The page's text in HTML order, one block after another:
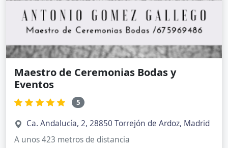
Maestro de Ceremonias Bodas y
Eventos
5
Ca. Andalucía, 2, 28850 Torrejón de Ardoz, Madrid
A unos 423 metros de distancia